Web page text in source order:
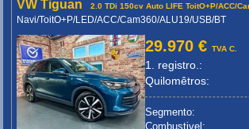
VW Tiguan 2.0 TDi 150cv Auto LIFE ToitO+P/ACC/
Navi/ToitO+P/LED/ACC/Cam360/ALU19/USB/BT
29.970 €TVA C.
1. registro.:
Quilomêtros:
Segmento:
Combustivel: